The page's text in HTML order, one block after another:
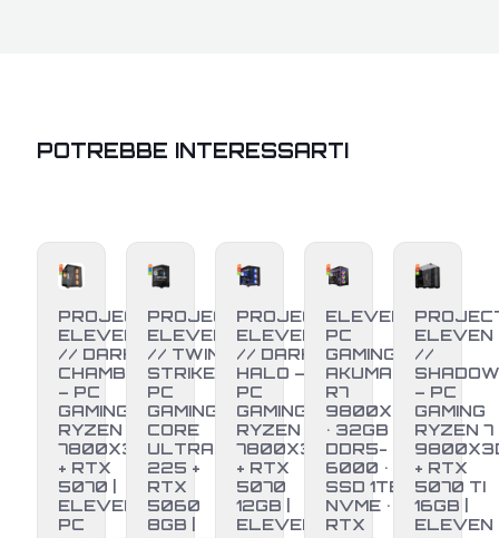
POTREBBE INTERESSARTI
PROJECT
ELEVEN
// DARK
CHAMBER
– PC
GAMING
RYZEN 7
7800X3D
+ RTX
5070 |
ELEVEN
PC
PROJECT
ELEVEN
// TWIN
STRIKE –
PC
GAMING
CORE
ULTRA 5
225 +
RTX
5060
8GB |
PROJECT
ELEVEN
// DARK
HALO –
PC
GAMING
RYZEN 7
7800X3D
+ RTX
5070
12GB |
ELEVEN
ELEVEN
PC
GAMING •
AKUMA •
R7
9800X3D
• 32GB
DDR5-
6000 •
SSD 1TB
NVME •
RTX
ELEVEN
//
SHADOW
– PC
GAMING
RYZEN 7
+ RTX
5070 TI
16GB |
ELEVEN